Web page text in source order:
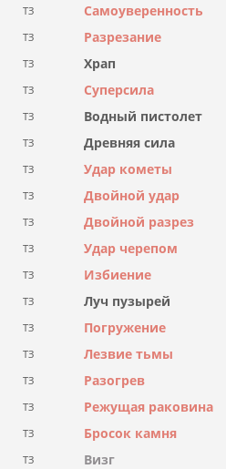
ТЗ Самоуверенность
ТЗ Разрезание
ТЗ Храп
ТЗ Суперсила
ТЗ Водный пистолет
ТЗ Древняя сила
ТЗ Удар кометы
ТЗ Двойной удар
ТЗ Двойной разрез
ТЗ Удар черепом
ТЗ Избиение
ТЗ Луч пузырей
ТЗ Погружение
ТЗ Лезвие тьмы
ТЗ Разогрев
ТЗ Режущая раковина
ТЗ Бросок камня
ТЗ Визг